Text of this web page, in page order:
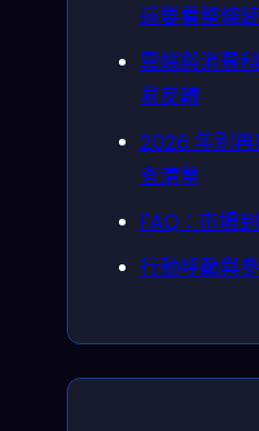
還要看整條鏈
雲端與消費
易反轉
2026 年別
查清單
FAQ：市場
行動呼籲與